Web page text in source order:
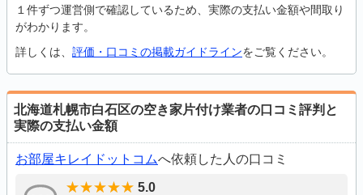
１件ずつ運営側で確認しているため、実際の支払い金額や間取り
がわかります。
詳しくは、 評価・口コミの掲載ガイドラインをご覧ください。
北海道札幌市白石区の空き家片付け業者の口コミ評判と
実際の支払い金額
お部屋キレイドットコムへ依頼した人の口コミ
5.0